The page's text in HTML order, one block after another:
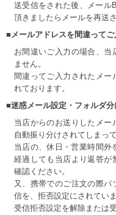
送受信をされた後、メール
頂きましたらメールを再送
■メールアドレスを間違ってご
お間違いご入力の場合、当
ません。
間違ってご入力されたメー
れております。
■迷惑メール設定・フォルダ分
当店からのお送りしたメ
自動振り分けされてしまっ
当店の、休日・営業時間外
経過しても当店より返答が
確認ください。
又、携帯でのご注文の際パ
信を、拒否設定にされてい
受信拒否設定を解除または